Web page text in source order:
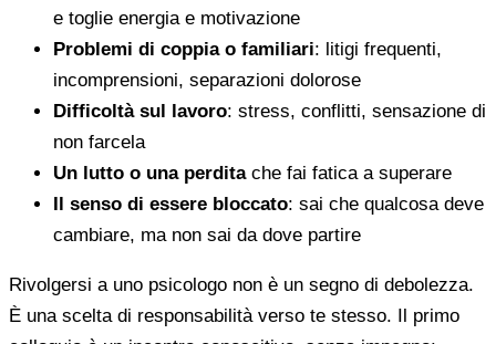
e toglie energia e motivazione
Problemi di coppia o familiari: litigi frequenti,
incomprensioni, separazioni dolorose
Difficoltà sul lavoro: stress, conflitti, sensazione di
non farcela
Un lutto o una perditache fai fatica a superare
Il senso di essere bloccato: sai che qualcosa deve
cambiare, ma non sai da dove partire
Rivolgersi a uno psicologo non è un segno di debolezza.
È una scelta di responsabilità verso te stesso. Il primo